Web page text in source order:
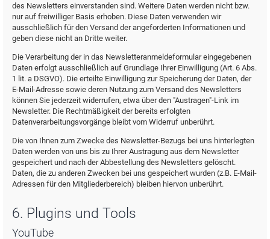
des Newsletters einverstanden sind. Weitere Daten werden nicht bzw.
nur auf freiwilliger Basis erhoben. Diese Daten verwenden wir
ausschließlich für den Versand der angeforderten Informationen und
geben diese nicht an Dritte weiter.
Die Verarbeitung der in das Newsletteranmeldeformular eingegebenen
Daten erfolgt ausschließlich auf Grundlage Ihrer Einwilligung (Art. 6 Abs.
1 lit. a DSGVO). Die erteilte Einwilligung zur Speicherung der Daten, der
E-Mail-Adresse sowie deren Nutzung zum Versand des Newsletters
können Sie jederzeit widerrufen, etwa über den "Austragen"-Link im
Newsletter. Die Rechtmäßigkeit der bereits erfolgten
Datenverarbeitungsvorgänge bleibt vom Widerruf unberührt.
Die von Ihnen zum Zwecke des Newsletter-Bezugs bei uns hinterlegten
Daten werden von uns bis zu Ihrer Austragung aus dem Newsletter
gespeichert und nach der Abbestellung des Newsletters gelöscht.
Daten, die zu anderen Zwecken bei uns gespeichert wurden (z.B. E-Mail-
Adressen für den Mitgliederbereich) bleiben hiervon unberührt.
6. Plugins und Tools
YouTube